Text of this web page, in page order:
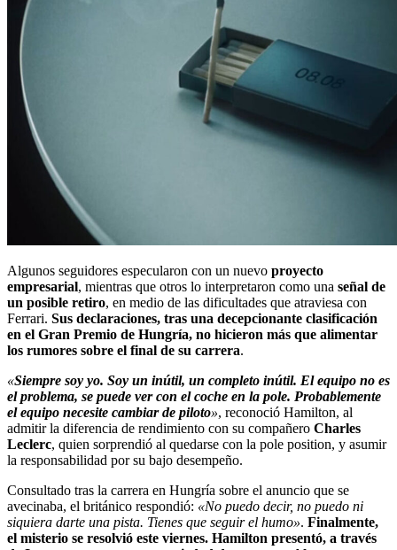
Algunos seguidores especularon con un nuevo proyecto
empresarial, mientras que otros lo interpretaron como una señal de
un posible retiro, en medio de las dificultades que atraviesa con
Ferrari. Sus declaraciones, tras una decepcionante clasificación
en el Gran Premio de Hungría, no hicieron más que alimentar
los rumores sobre el final de su carrera.
«Siempre soy yo. Soy un inútil, un completo inútil. El equipo no es
el problema, se puede ver con el coche en la pole. Probablemente
el equipo necesite cambiar de piloto», reconoció Hamilton, al
admitir la diferencia de rendimiento con su compañero Charles
Leclerc, quien sorprendió al quedarse con la pole position, y asumir
la responsabilidad por su bajo desempeño.
Consultado tras la carrera en Hungría sobre el anuncio que se
avecinaba, el británico respondió: «No puedo decir, no puedo ni
siquiera darte una pista. Tienes que seguir el humo». Finalmente,
el misterio se resolvió este viernes. Hamilton presentó, a través